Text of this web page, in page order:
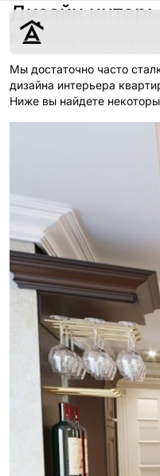
Дизайн
м2в
Мы достаточно часто
дизайна интерьера
Ниже вы найдете